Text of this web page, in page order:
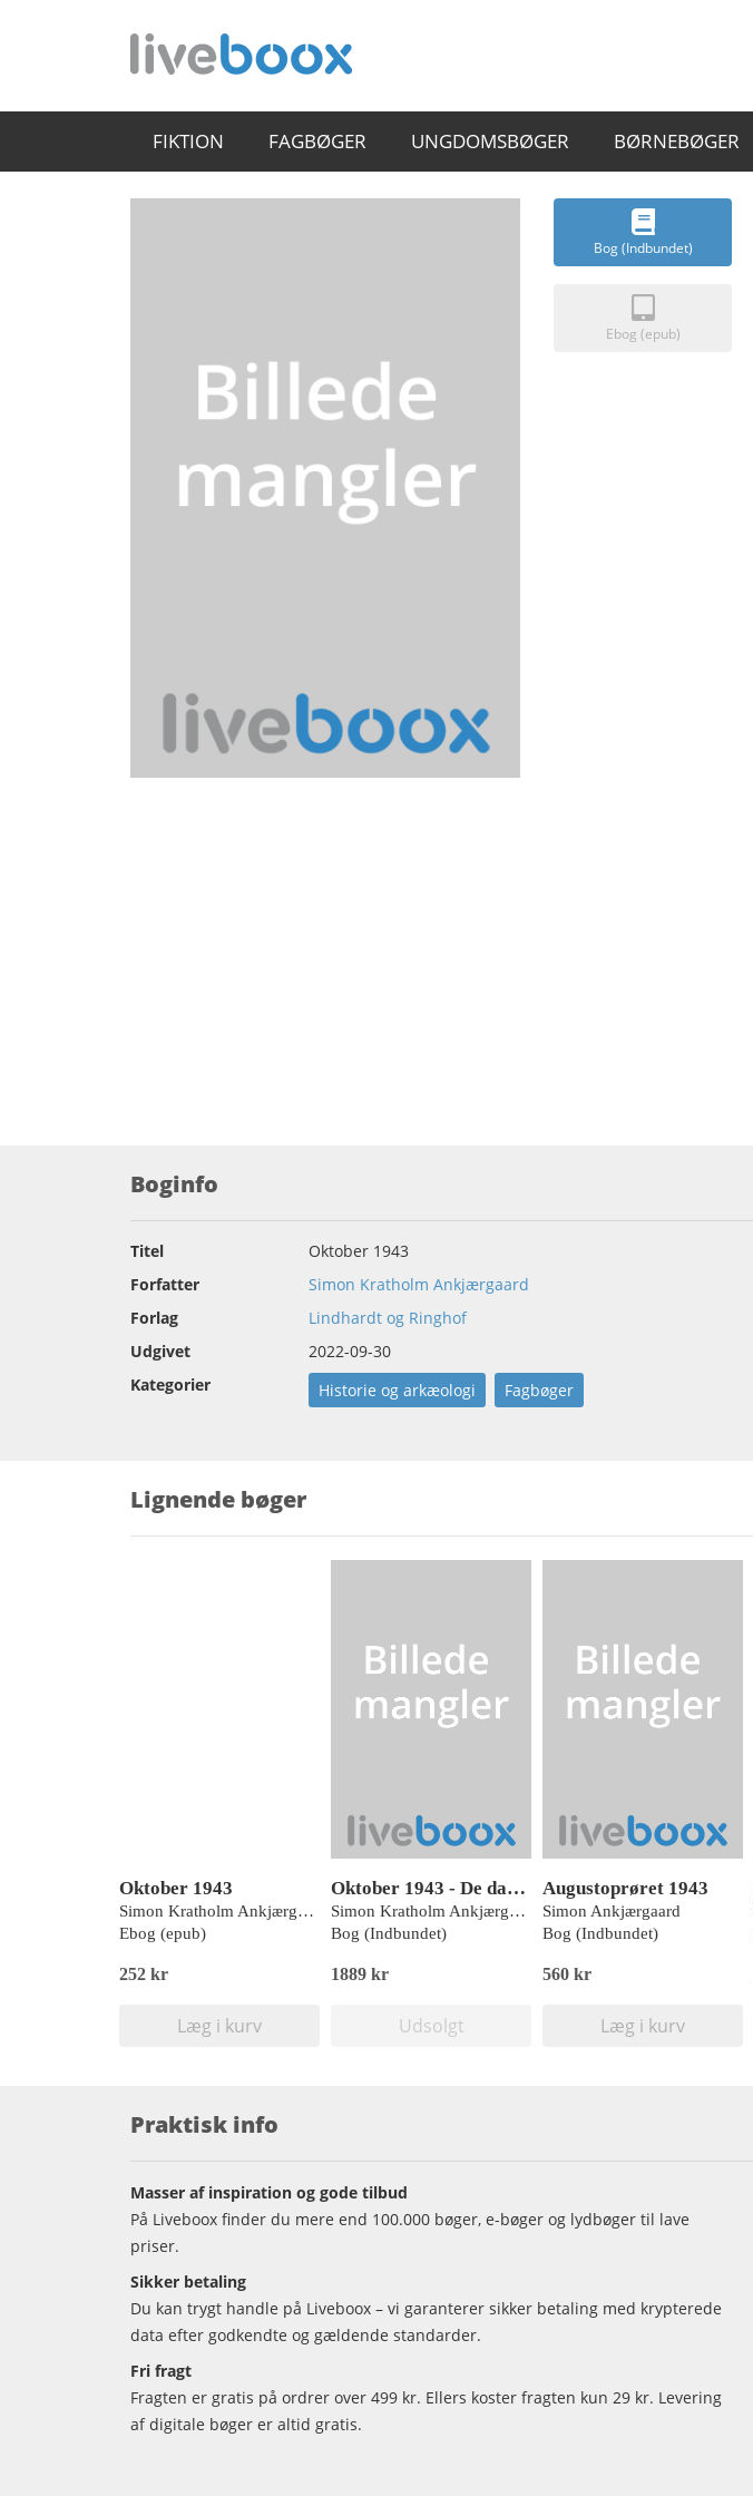
FIKTION FAGBØGER UNGDOMSBØGER BØRNEBØGER
Bog (Indbundet)
Ebog (epub)
Boginfo
Titel
Oktober 1943
Forfatter
Simon Kratholm Ankjærgaard
Forlag
Lindhardt og Ringhof
Udgivet
2022-09-30
Kategorier
Historie og arkæologi Fagbøger
Lignende bøger
Oktober 1943
Simon Kratholm Ankjærgaard
Ebog (epub)
252 kr
Læg i kurv
Oktober 1943 - De danske jøders flugt og fangenskab (Storskrift)
Simon Kratholm Ankjærgaard
Bog (Indbundet)
1889 kr
Udsolgt
Augustoprøret 1943
Simon Ankjærgaard
Bog (Indbundet)
560 kr
Læg i kurv
Praktisk info
Masser af inspiration og gode tilbud
På Liveboox finder du mere end 100.000 bøger, e-bøger og lydbøger til lave
priser.
Sikker betaling
Du kan trygt handle på Liveboox – vi garanterer sikker betaling med krypterede
data efter godkendte og gældende standarder.
Fri fragt
Fragten er gratis på ordrer over 499 kr. Ellers koster fragten kun 29 kr. Levering
af digitale bøger er altid gratis.